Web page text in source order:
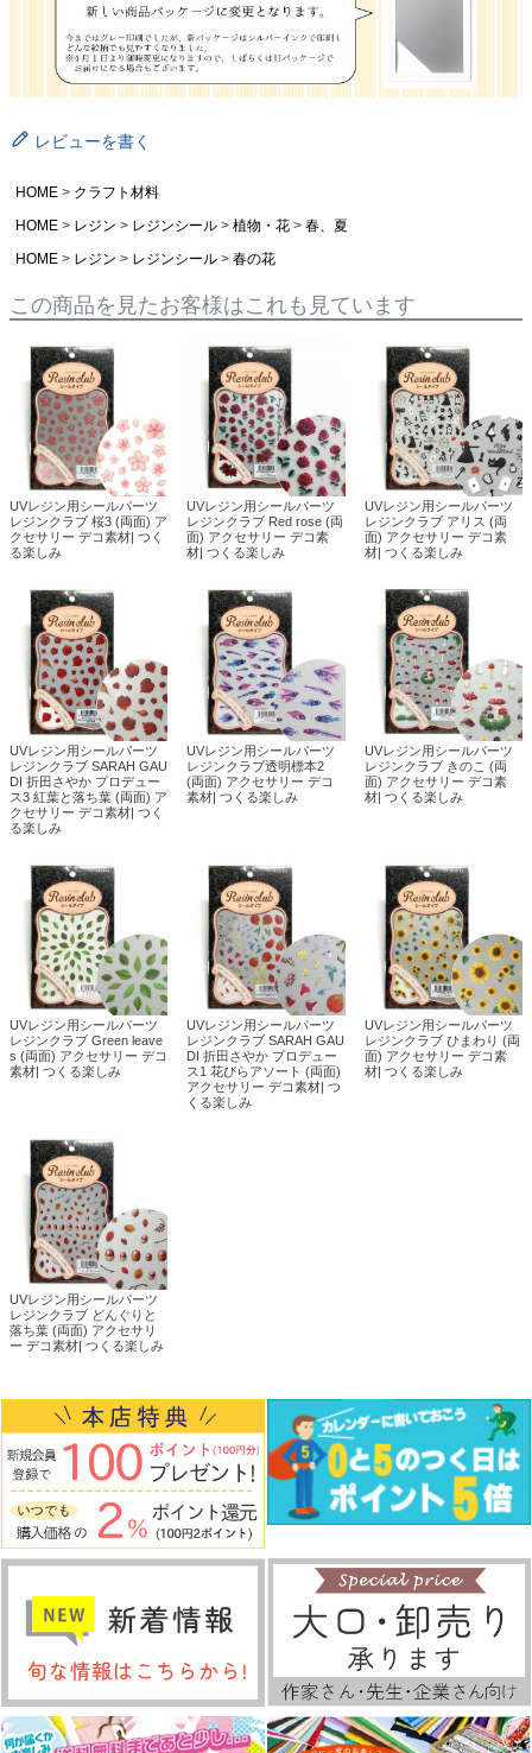
レビューを書く
HOME
クラフト材料
HOME
レジン レジンシール 植物・花
春、夏
HOME
レジン レジンシール 春の花
この商品を見たお客様はこれも見ています
UVレジン用シールパーツ
レジンクラブ 桜3 (両面) ア
クセサリー デコ素材| つく
る楽しみ
UVレジン用シールパーツ
レジンクラブ Red rose (両
面) アクセサリー デコ素
材| つくる楽しみ
UVレジン用シールパーツ
レジンクラブ アリス (両
面) アクセサリー デコ素
材| つくる楽しみ
UVレジン用シールパーツ
レジンクラブ SARAH GAU
DI 折田さやか プロデュー
ス3 紅葉と落ち葉 (両面) ア
クセサリー デコ素材| つく
る楽しみ
UVレジン用シールパーツ
レジンクラブ透明標本2
(両面) アクセサリー デコ
素材| つくる楽しみ
UVレジン用シールパーツ
レジンクラブ きのこ (両
面) アクセサリー デコ素
材| つくる楽しみ
UVレジン用シールパーツ
レジンクラブ Green leave
s (両面) アクセサリー デコ
素材| つくる楽しみ
UVレジン用シールパーツ
レジンクラブ SARAH GAU
DI 折田さやか プロデュー
ス1 花びらアソート (両面)
アクセサリー デコ素材| つ
くる楽しみ
UVレジン用シールパーツ
レジンクラブ ひまわり (両
面) アクセサリー デコ素
材| つくる楽しみ
UVレジン用シールパーツ
レジンクラブ どんぐりと
落ち葉 (両面) アクセサリ
ー デコ素材| つくる楽しみ